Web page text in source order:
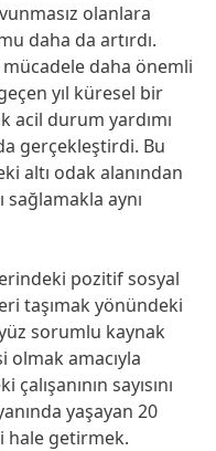
olanlara
daha da artırdı.
mücadele daha önemli
yıl küresel bir
acil durum yardımı
gerçekleştirdi. Bu
altı odak alanından
aynı
pozitif sosyal
taşımak yönündeki
sorumlu kaynak
olmak amacıyla
sayısını
yaşayan 20
hale getirmek.